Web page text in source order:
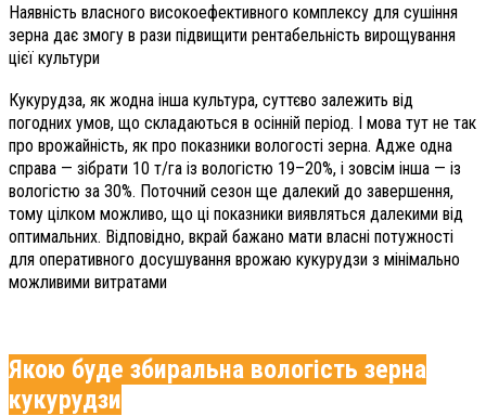
Наявність власного високоефективного комплексу для сушіння
зерна дає змогу в рази підвищити рентабельність вирощування
цієї культури
Кукурудза, як жодна інша культура, суттєво залежить від
погодних умов, що складаються в осінній період. І мова тут не так
про врожайність, як про показники вологості зерна. Адже одна
справа — зібрати 10 т/га із вологістю 19–20%, і зовсім інша — із
вологістю за 30%. Поточний сезон ще далекий до завершення,
тому цілком можливо, що ці показники виявляться далекими від
оптимальних. Відповідно, вкрай бажано мати власні потужності
для оперативного досушування врожаю кукурудзи з мінімально
можливими витратами
Якою буде збиральна вологість зерна
кукурудзи